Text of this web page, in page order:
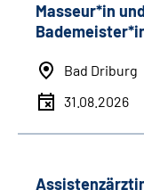
Masseur*in
Bad Driburg
31.08.2026